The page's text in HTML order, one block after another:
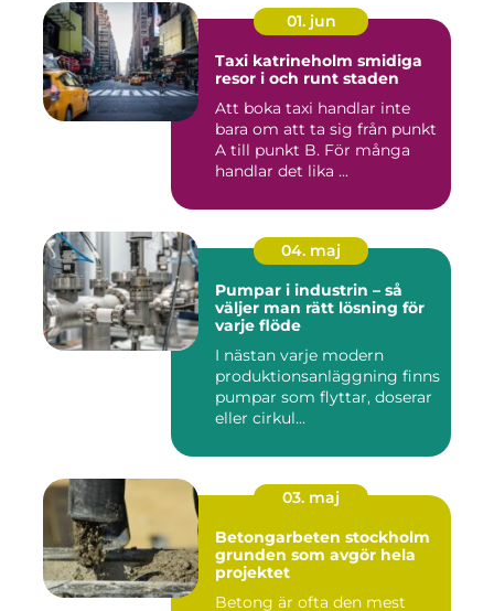
01. jun
Taxi katrineholm smidiga
resor i och runt staden
Att boka taxi handlar inte
bara om att ta sig från punkt
A till punkt B. För många
handlar det lika ...
04. maj
Pumpar i industrin – så
väljer man rätt lösning för
varje flöde
I nästan varje modern
produktionsanläggning finns
pumpar som flyttar, doserar
eller cirkul...
03. maj
Betongarbeten stockholm
grunden som avgör hela
projektet
Betong är ofta den mest